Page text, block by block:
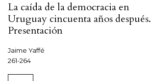
La caída de la democracia en
Uruguay cincuenta años después.
Presentación
Jaime Yaffé
261-264